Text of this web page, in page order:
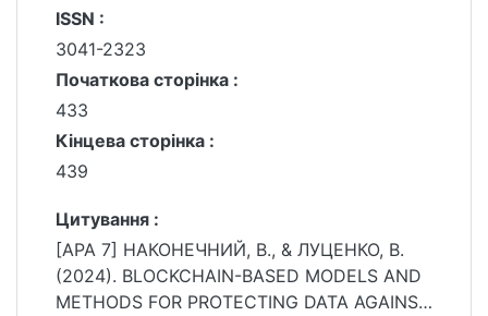
ISSN :
3041-2323
Початкова сторінка :
433
Кінцева сторінка :
439
Цитування :
[APA 7] НАКОНЕЧНИЙ, В., & ЛУЦЕНКО, В.
(2024). BLOCKCHAIN-BASED MODELS AND
METHODS FOR PROTECTING DATA AGAINST